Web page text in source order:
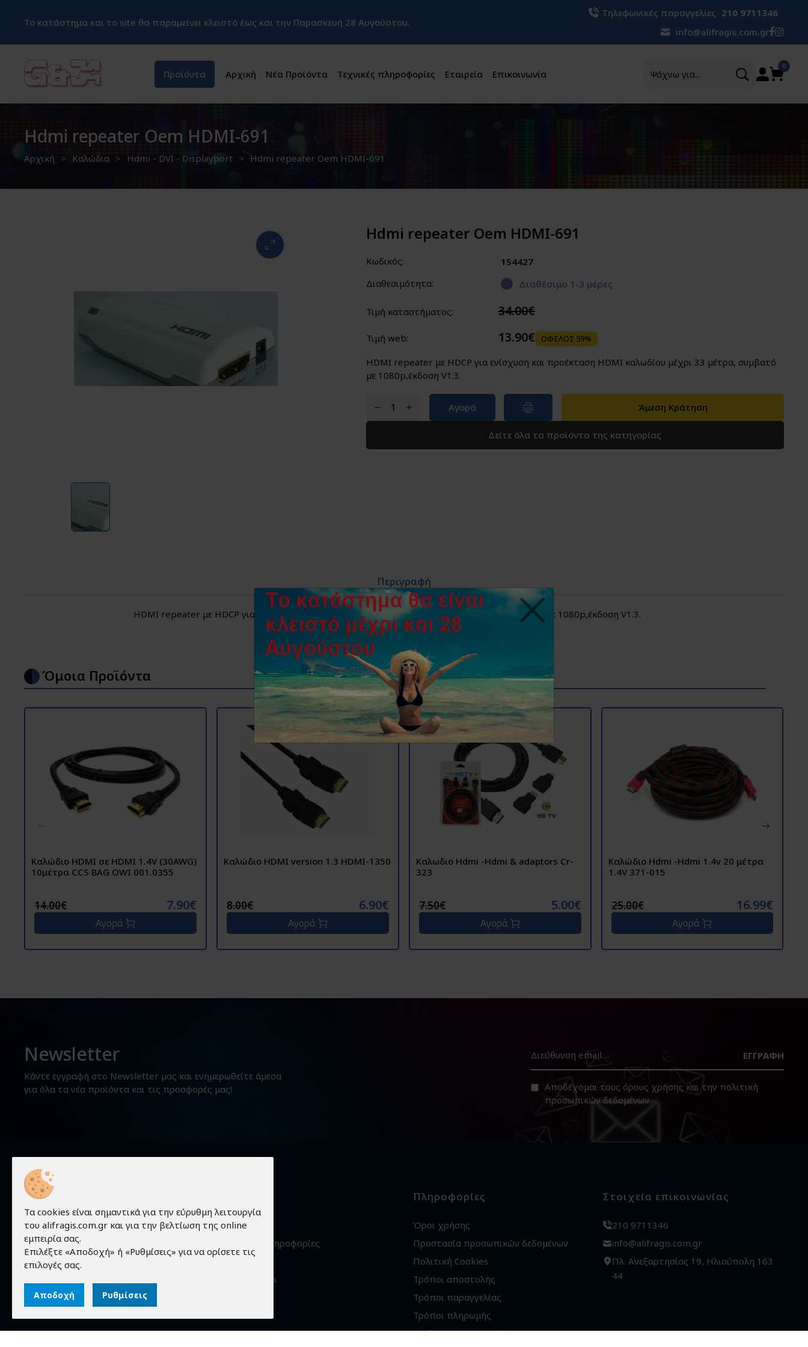
Το κατάστημα και το site θα παραμείνει κλειστό έως και την Παρασκευή 28 Αυγούστου.
Τηλεφωνικές παραγγελίες 210 9711346
info@alifragis.com.gr
Προϊόντα Αρχική Νέα Προϊόντα Τεχνικές πληροφορίες Εταιρεία Επικοινωνία
0
Hdmi repeater Oem HDMI-691
Αρχική Καλώδια Hdmi - DVI - Displayport Hdmi repeater Oem HDMI-691
Hdmi repeater Oem HDMI-691
Κωδικός:
154427
Διαθεσιμότητα:
Διαθέσιμο 1-3 μέρες
Τιμή καταστήματος: 34.00€
Τιμή web: 13.90€ ΟΦΕΛΟΣ 59%
HDMI repeater με HDCP για ενίσχυση και προέκταση HDMI καλωδίου μέχρι 33 μέτρα, συμβατό
με 1080p,έκδοση V1.3.
Αγορά Άμεση Κράτηση
Δείτε όλα τα προϊόντα της κατηγορίας
Περιγραφή
HDMI repeater με HDCP για ενίσχυση και προέκταση HDMI καλωδίου μέχρι 33 μέτρα, συμβατό με 1080p,έκδοση V1.3.
Όμοια Προϊόντα
Καλώδιο HDMI σε HDMI 1.4V (30AWG)
10μέτρα CCS BAG OWI 001.0355
14.00€ 7.90€
Αγορά
Καλώδιο HDMI version 1.3 HDMI-1350
8.00€ 6.90€
Αγορά
Καλωδιο Hdmi -Hdmi & adaptors Cr-
323
7.50€ 5.00€
Αγορά
Καλώδιο Hdmi -Hdmi 1.4v 20 μέτρα
1.4V 371-015
25.00€ 16.99€
Αγορά
Newsletter
Κάντε εγγραφή στο Newsletter μας και ενημερωθείτε άμεσα
για όλα τα νέα προϊόντα και τις προσφορές μας!
ΕΓΓΡΑΦΉ
Αποδέχομαι τους όρους χρήσης και την πολιτική
προσωπικών δεδομένων
Τα πάντα γύρω από τον κόσμο των
ηλεκτρονικών!
Στοιχεία επικοινωνίας
210 9711346
info@alifragis.com.gr
Πλ. Ανεξαρτησίας 19, Ηλιούπολη 163
44
Προϊόντα
Τεχνικές πληροφορίες
Επικοινωνία
Πληροφορίες
Όροι χρήσης
Προστασία προσωπικών δεδομένων
Πολιτική Cookies
Τρόποι αποστολής
Τρόποι παραγγελίας
Τρόποι πληρωμής
Εγγύηση - Επιστροφές
Τα cookies είναι σημαντικά για την εύρυθμη λειτουργία
του alifragis.com.gr και για την βελτίωση της online
εμπειρία σας.
Επιλέξτε «Αποδοχή» ή «Ρυθμίσεις» για να ορίσετε τις
επιλογές σας.
Αποδοχή Ρυθμίσεις